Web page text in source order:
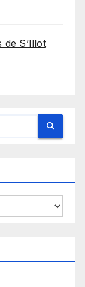
de S’Illot